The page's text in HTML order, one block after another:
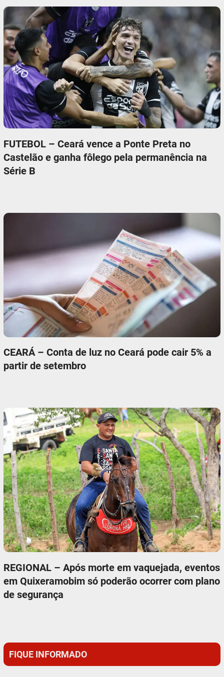
FUTEBOL – Ceará vence a Ponte Preta no
Castelão e ganha fôlego pela permanência na
Série B
CEARÁ – Conta de luz no Ceará pode cair 5% a
partir de setembro
REGIONAL – Após morte em vaquejada, eventos
em Quixeramobim só poderão ocorrer com plano
de segurança
FIQUE INFORMADO